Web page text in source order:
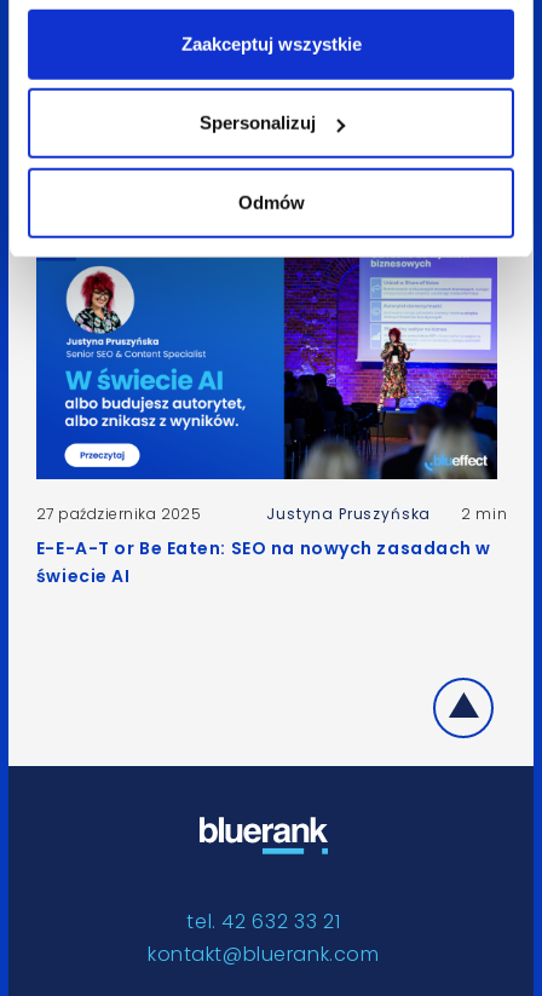
Zaakceptuj wszystkie
Spersonalizuj
Odmów
Social = wyszukiwarka. Jak Gen Z zmieniło sposób
szukania informacji i co to oznacza dla SEO w
social mediach?
27 października 2025 Justyna Pruszyńska 2 min
E-E-A-T or Be Eaten: SEO na nowych zasadach w
świecie AI
tel. 42 632 33 21
kontakt@bluerank.com